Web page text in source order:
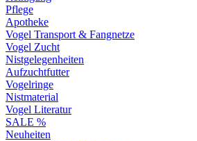
Pflege
Apotheke
Vogel Transport & Fangnetze
Vogel Zucht
Nistgelegenheiten
Aufzuchtfutter
Vogelringe
Nistmaterial
Vogel Literatur
SALE %
Neuheiten